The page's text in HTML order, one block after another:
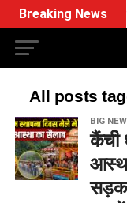
Breaking News
BJP के
All posts
BIG
कैंची
सड़क